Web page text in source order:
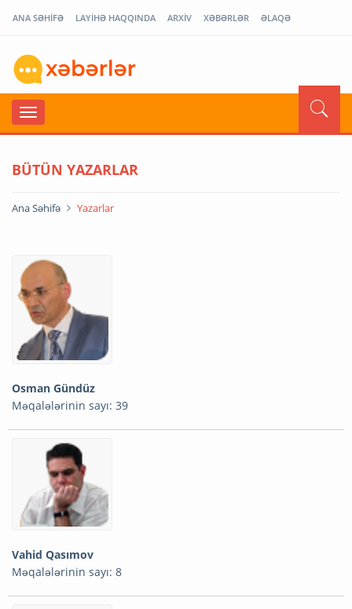
ANA SƏHİFƏ LAYİHƏ HAQQINDA ARXİV XƏBƏRLƏR ƏLAQƏ
BÜTÜN YAZARLAR
Ana Səhifə Yazarlar
Osman Gündüz
Məqalələrinin sayı: 39
Vahid Qasımov
Məqalələrinin sayı: 8